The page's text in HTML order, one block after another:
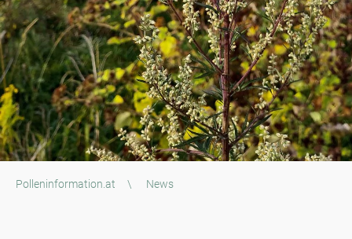
Polleninformation.at \ News